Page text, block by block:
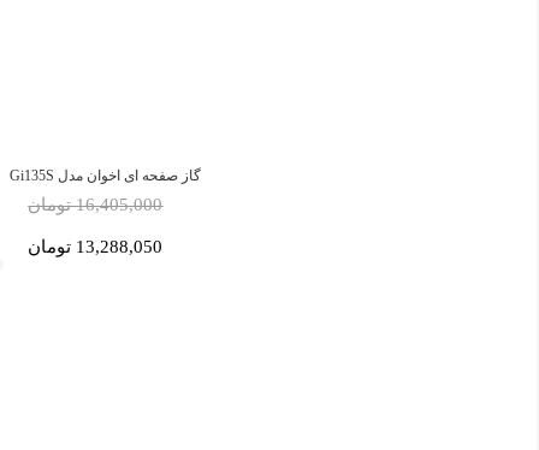
گاز صفحه ای اخوان مدل Gi135S
16,405,000 تومان
13,288,050 تومان